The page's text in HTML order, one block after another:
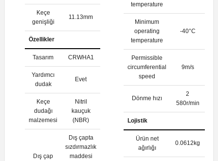
Keçe
genişliği
11.13mm
Özellikler
Tasarım CRWHA1
Yardımcı
dudak
Evet
Keçe
dudağı
malzemesi
Nitril
kauçuk
(NBR)
Dış çap
Dış çapta
sızdırmazlık
maddesi
temperature
Minimum
operating
temperature
-40°C
Permissible
circumferential
speed
9m/s
Dönme hızı
2
580r/min
Lojistik
Ürün net
ağırlığı
0.0612kg